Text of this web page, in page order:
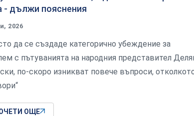
- дължи пояснения
2026
да се създаде категорично убеждение за
с пътуванията на народния представител
по-скоро изникват повече въпроси,
ОЩЕ